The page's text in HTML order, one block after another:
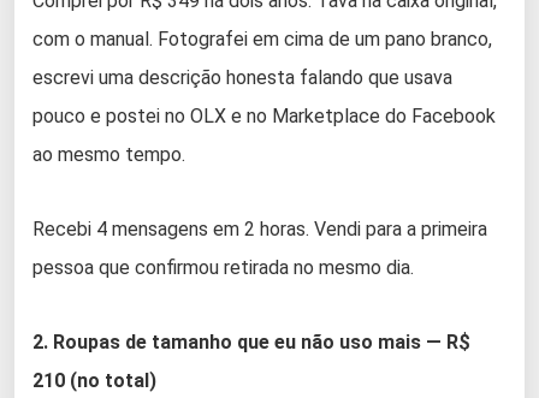
com o manual. Fotografei em cima de um pano branco,
escrevi uma descrição honesta falando que usava
pouco e postei no OLX e no Marketplace do Facebook
ao mesmo tempo.
Recebi 4 mensagens em 2 horas. Vendi para a primeira
pessoa que confirmou retirada no mesmo dia.
2. Roupas de tamanho que eu não uso mais — R$
210 (no total)